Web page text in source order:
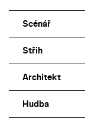
Scénář
Střih
Architekt
Hudba